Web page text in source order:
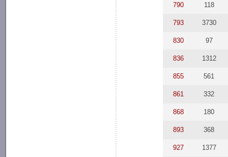
790 118
793 3730
830 97
836 1312
855 561
861 332
868 180
893 368
927 1377